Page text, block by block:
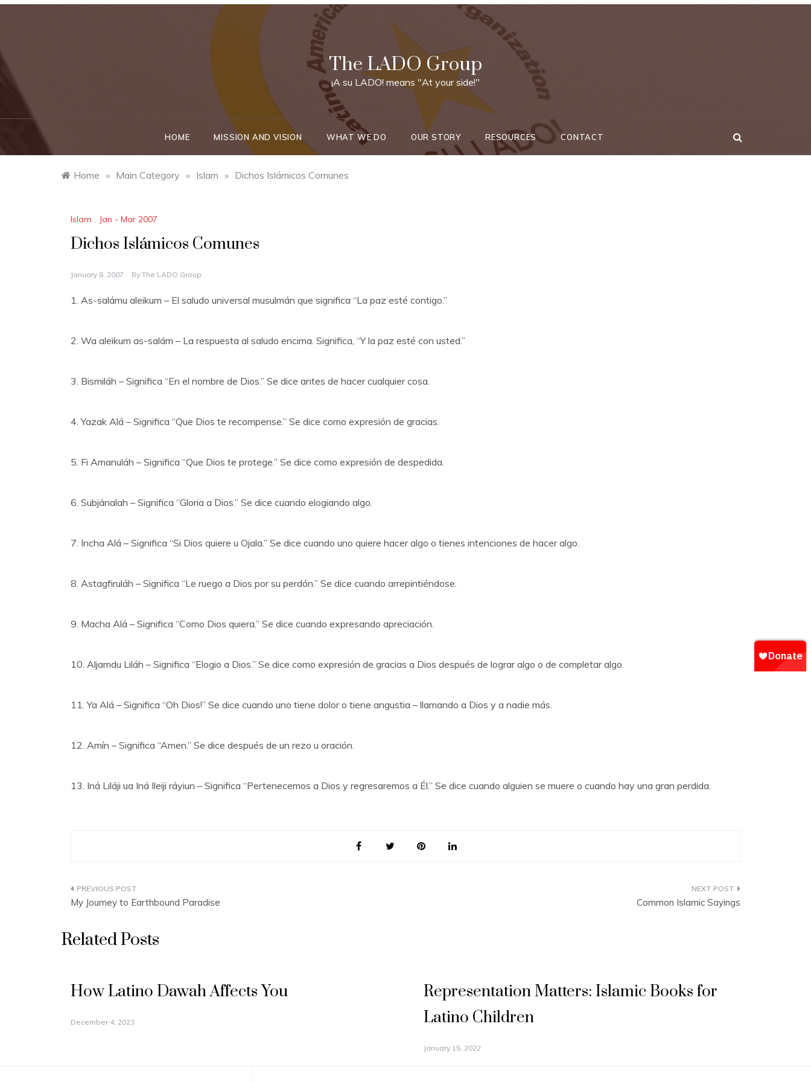
Skip
The LADO Group
¡A su LADO! means "At your side!"
HOME MISSION AND VISION WHAT WE DO OUR STORY RESOURCES CONTACT
Home » Main Category » Islam » Dichos Islámicos Comunes
Islam , Jan - Mar 2007
Dichos Islámicos Comunes
January 8, 2007 By The LADO Group
1. As-salámu aleikum – El saludo universal musulmán que significa “La paz esté contigo.”
2. Wa aleikum as-salám – La respuesta al saludo encima. Significa, “Y la paz esté con usted.”
3. Bismiláh – Significa “En el nombre de Dios.” Se dice antes de hacer cualquier cosa.
4. Yazak Alá – Significa “Que Dios te recompense.” Se dice como expresión de gracias.
5. Fi Amanuláh – Significa “Que Dios te protege.” Se dice como expresión de despedida.
6. Subjánalah – Significa “Gloria a Dios.” Se dice cuando elogiando algo.
7. Incha Alá – Significa “Si Dios quiere u Ojala.” Se dice cuando uno quiere hacer algo o tienes intenciones de hacer algo.
8. Astagfiruláh – Significa “Le ruego a Dios por su perdón.” Se dice cuando arrepintiéndose.
9. Macha Alá – Significa “Como Dios quiera.” Se dice cuando expresando apreciación.
10. Aljamdu Liláh – Significa “Elogio a Dios.” Se dice como expresión de gracias a Dios después de lograr algo o de completar algo.
11. Ya Alá – Significa “Oh Dios!” Se dice cuando uno tiene dolor o tiene angustia – llamando a Dios y a nadie más.
12. Amín – Significa “Amen.” Se dice después de un rezo u oración.
13. Iná Liláji ua Iná Ileiji ráyiun – Significa “Pertenecemos a Dios y regresaremos a Él.” Se dice cuando alguien se muere o cuando hay una gran perdida.
Post
My Journey to Earthbound Paradise Common Islamic Sayings
Related Posts
How Latino Dawah Affects You
December 4, 2023
Representation Matters: Islamic Books for
Latino Children
January 15, 2022